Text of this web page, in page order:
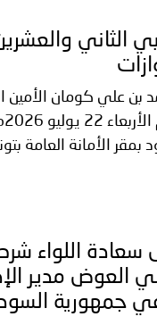
الثاني
بن علي كومان الأمين
بمقر الأمانة العامة
سعادة اللواء
العوض مدير
جمهورية